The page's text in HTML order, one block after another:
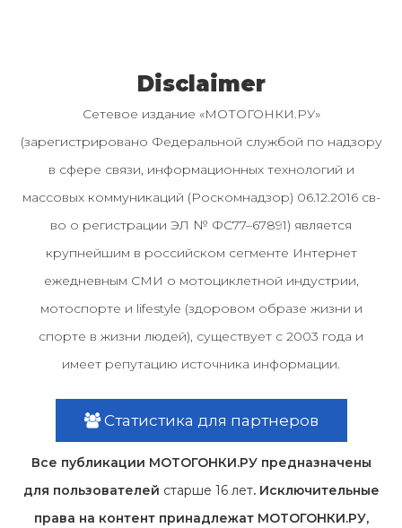
Disclaimer
Сетевое издание «МОТОГОНКИ.РУ»
(зарегистрировано Федеральной службой по надзору
в сфере связи, информационных технологий и
массовых коммуникаций (Роскомнадзор) 06.12.2016 св-
во о регистрации ЭЛ № ФС77–67891) является
крупнейшим в российском сегменте Интернет
ежедневным СМИ о мотоциклетной индустрии,
мотоспорте и lifestyle (здоровом образе жизни и
спорте в жизни людей), существует с 2003 года и
имеет репутацию источника информации.
Статистика для партнеров
Все публикации МОТОГОНКИ.РУ предназначены
для пользователей старше 16 лет. Исключительные
права на контент принадлежат МОТОГОНКИ.РУ,